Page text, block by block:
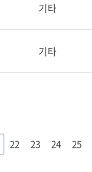
기타
기타
22 23 24 25